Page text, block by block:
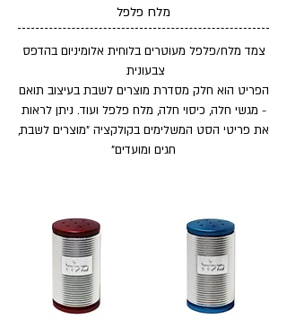
מלח פלפל
צמד מלח/פלפל מעוטרים בלוחית אלומיניום בהדפס
צבעונית
הפריט הוא חלק מסדרת מוצרים לשבת בעיצוב תואם
- מגשי חלה, כיסוי חלה, מלח פלפל ועוד. ניתן לראות
את פריטי הסט המשלימים בקולקציה "מוצרים לשבת,
חגים ומועדים"